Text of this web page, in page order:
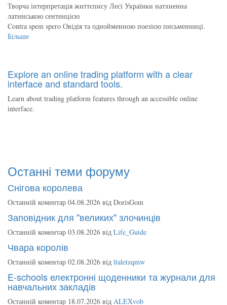
Творча інтерпретація життєпису Лесі Українки натхненна
латинською сентенцією
Contra spem spero Овідія та однойменною поезією письменниці.
Більше
Explore an online trading platform with a clear
interface and standard tools.
Learn about trading platform features through an accessible online
interface.
Останні теми форуму
Снігова королева
Останній коментар 04.08.2026 від DorisGom
Заповідник для "великих" злочинців
Останній коментар 03.08.2026 від Life_Guide
Чвара королів
Останній коментар 02.08.2026 від ltaletzqmw
E-schools електронні щоденники та журнали для
навчальних закладів
Останній коментар 18.07.2026 від ALEXvob